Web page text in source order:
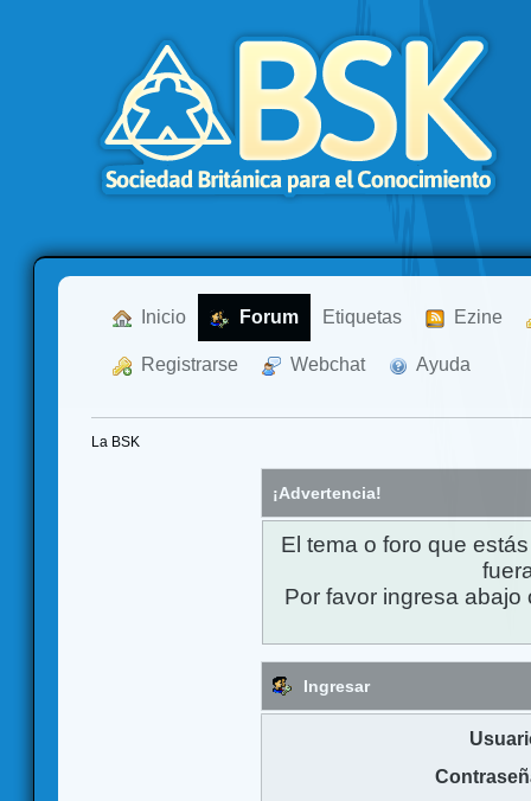
Inicio Forum Etiquetas Ezine
Registrarse Webchat Ayuda
La BSK
¡Advertencia!
El tema o foro que
Por favor ingresa
Ingresar